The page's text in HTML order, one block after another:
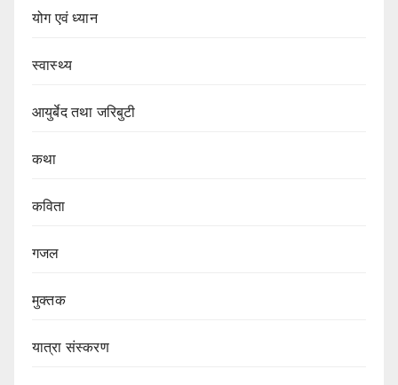
योग एवं ध्यान
स्वास्थ्य
आयुर्बेद तथा जरिबुटी
कथा
कविता
गजल
मुक्तक
यात्रा संस्करण